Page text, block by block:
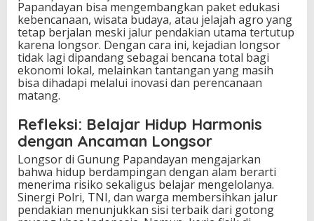
Papandayan bisa mengembangkan paket edukasi
kebencanaan, wisata budaya, atau jelajah agro yang
tetap berjalan meski jalur pendakian utama tertutup
karena longsor. Dengan cara ini, kejadian longsor
tidak lagi dipandang sebagai bencana total bagi
ekonomi lokal, melainkan tantangan yang masih
bisa dihadapi melalui inovasi dan perencanaan
matang.
Refleksi: Belajar Hidup Harmonis
dengan Ancaman Longsor
Longsor di Gunung Papandayan mengajarkan
bahwa hidup berdampingan dengan alam berarti
menerima risiko sekaligus belajar mengelolanya.
Sinergi Polri, TNI, dan warga membersihkan jalur
pendakian menunjukkan sisi terbaik dari gotong